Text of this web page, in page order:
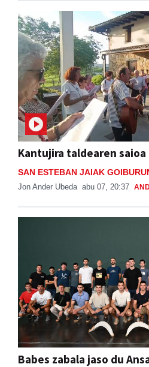
Kantujira taldearen
SAN ESTEBAN JAIAK
Jon Ander Ubeda abu 07, 20:37
Babes zabala jaso du